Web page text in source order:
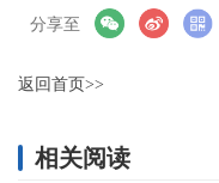
分享至
返回首页>>
相关阅读